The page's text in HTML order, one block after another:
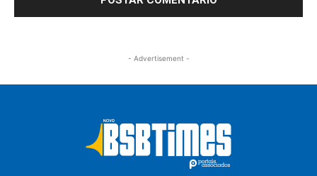
- Advertisement -